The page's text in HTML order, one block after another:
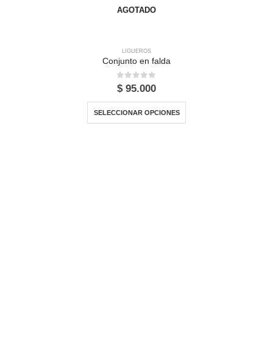
AGOTADO
LIGUEROS
Conjunto en falda
0out of 5
$95.000
SELECCIONAR OPCIONES
Este producto tiene múltiples variantes. Las opciones se pueden elegir en la página de producto